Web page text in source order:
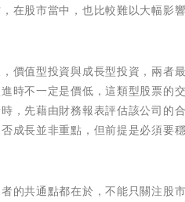
在股市當中，也比較難以大幅影響
價值型投資與成長型投資，兩者
時不一定是價低，這類型股票的
，先藉由財務報表評估該公司的
成長並非重點，但前提是必須要穩
的共通點都在於，不能只關注股